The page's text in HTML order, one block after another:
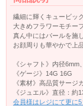
繊細に輝くキュービッ
大きめフラワーモチー
真ん中にはパールを施
お顔周りも華やかで上
《シャフト》内径6mm
《ゲージ》14G 16G
《素材》高品質サー
《ジュエル》直径：
会員様はレジにて更に